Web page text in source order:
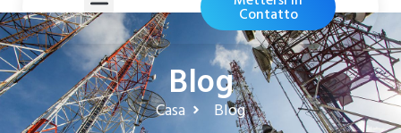
Contatto
Blog
Casa Blog